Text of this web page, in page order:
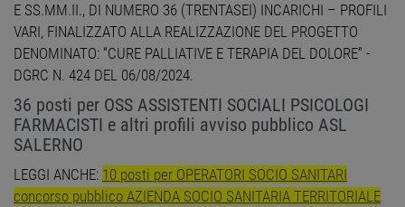
E SS.MM.II., DI NUMERO 36 (TRENTASEI) INCARICHI – PROFILI
VARI, FINALIZZATO ALLA REALIZZAZIONE DEL PROGETTO
DENOMINATO: “CURE PALLIATIVE E TERAPIA DEL DOLORE” -
DGRC N. 424 DEL 06/08/2024.
36 posti per OSS ASSISTENTI SOCIALI PSICOLOGI
FARMACISTI e altri profili avviso pubblico ASL
SALERNO
LEGGI ANCHE: 10 posti per OPERATORI SOCIO SANITARI
concorso pubblico AZIENDA SOCIO SANITARIA TERRITORIALE